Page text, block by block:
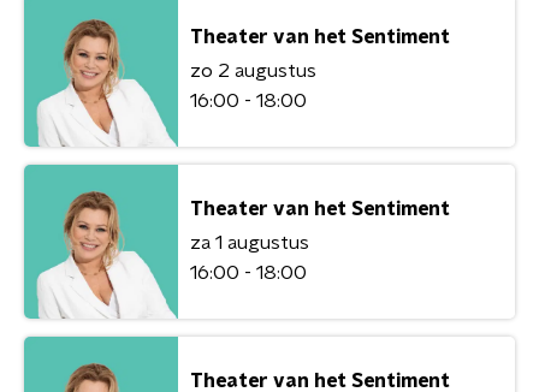
Theater van het Sentiment
zo 2 augustus
16:00 - 18:00
Theater van het Sentiment
za 1 augustus
16:00 - 18:00
Theater van het Sentiment